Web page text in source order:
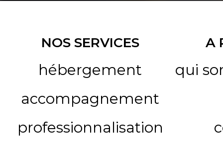
NOS SERVICES
hébergement
accompagnement
professionnalisation
A
qui